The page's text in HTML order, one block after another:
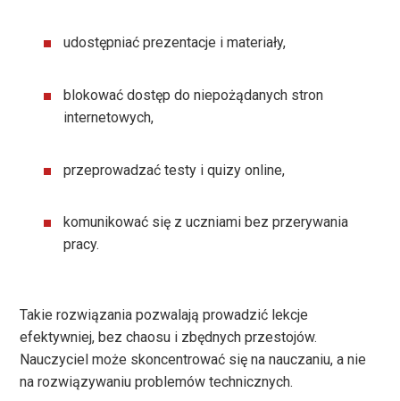
udostępniać prezentacje i materiały,
blokować dostęp do niepożądanych stron
internetowych,
przeprowadzać testy i quizy online,
komunikować się z uczniami bez przerywania
pracy.
Takie rozwiązania pozwalają prowadzić lekcje
efektywniej, bez chaosu i zbędnych przestojów.
Nauczyciel może skoncentrować się na nauczaniu, a nie
na rozwiązywaniu problemów technicznych.